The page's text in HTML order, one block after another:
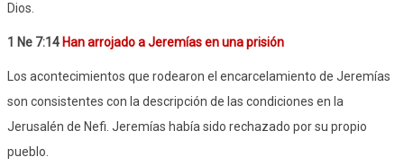
Dios.
1 Ne 7:14 Han arrojado a Jeremías en una prisión
Los acontecimientos que rodearon el encarcelamiento de Jeremías
son consistentes con la descripción de las condiciones en la
Jerusalén de Nefi. Jeremías había sido rechazado por su propio
pueblo.